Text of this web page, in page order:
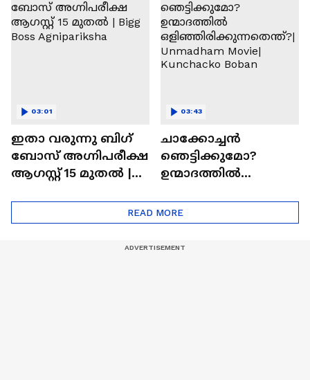
ആത്മവിശ്വാസമുണ്ടാ
യിരുന്നില്ല'
എത്തി | Ramayana
Movie
ഇതാ വരുന്നു ബിഗ്
ബോസ് അഗ്നിപരീക്ഷ
ആഗസ്റ്റ് 15 മുതൽ |
03:01
ചാക്കോച്ചന്‍
ഞെട്ടിക്കുമോ?
ഉന്മാദത്തിൽ
ന്ത്?| Unmadham
Movie| Kunchacko
03:43
READ MORE